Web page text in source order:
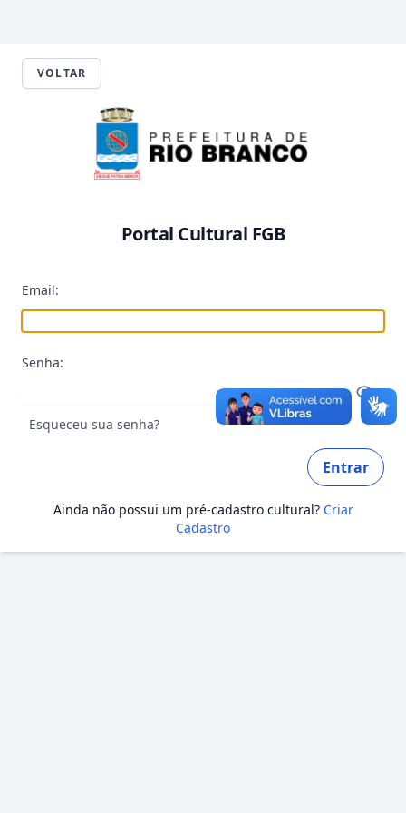
VOLTAR
Portal Cultural FGB
Email:
Senha:
Esqueceu sua senha?
Entrar
Ainda não possui um pré-cadastro cultural? Criar
Cadastro